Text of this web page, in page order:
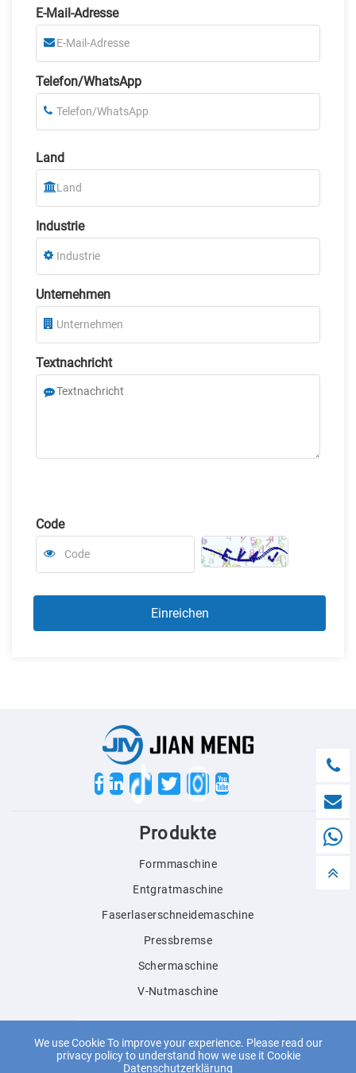
We use Cookie To improve your experience. Please read our
privacy policy to understand how we use it Cookie
Datenschutzerklärung
E-Mail-Adresse
Telefon/WhatsApp
Land
Industrie
Unternehmen
Textnachricht
Code
Twitter
Produkte
Formmaschine
Entgratmaschine
Faserlaserschneidemaschine
Pressbremse
Schermaschine
V-Nutmaschine
English